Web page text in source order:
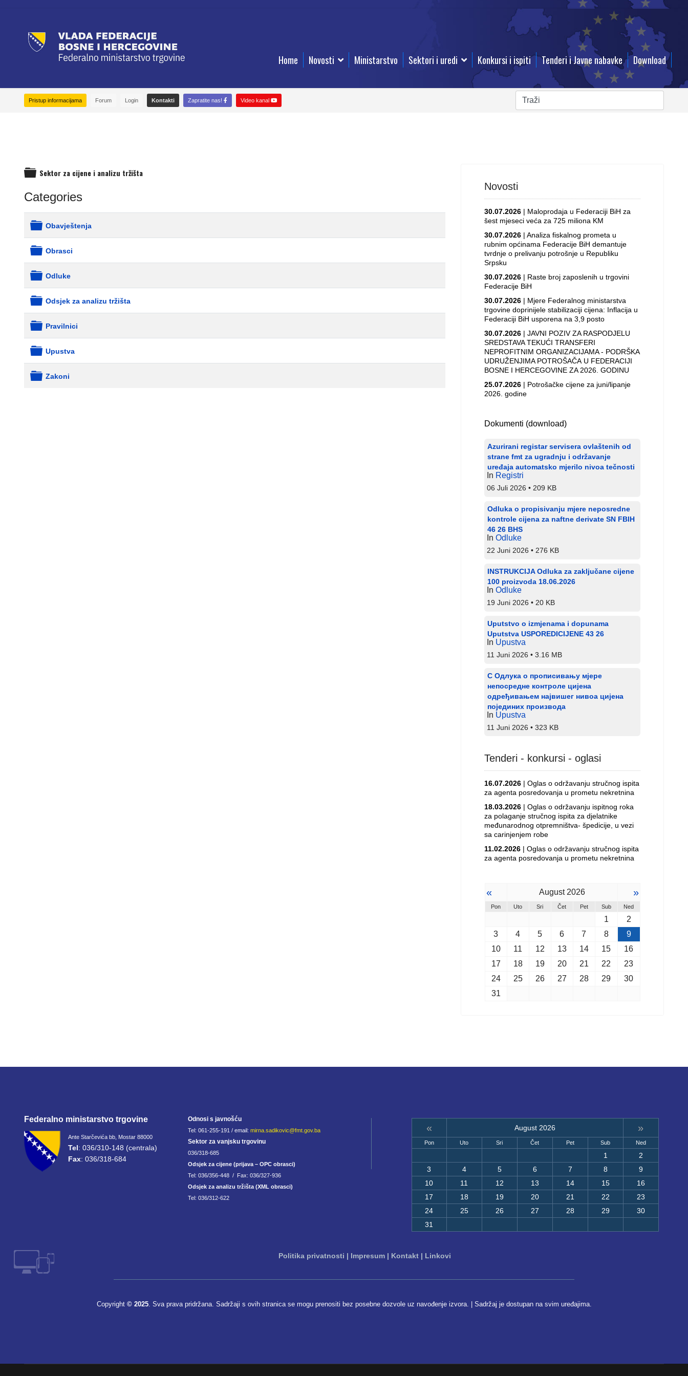
Home Novosti Ministarstvo Sektori i uredi Konkursi i ispiti Tenderi i Javne nabavke Download
Pristup informacijama Forum Login Kontakti Zapratite nas! Video kanal
Sektor za cijene i analizu tržišta
Categories
folder
Obavještenja
folder
Obrasci
folder
Odluke
folder
Odsjek za analizu tržišta
folder
Pravilnici
folder
Upustva
Zakoni
Novosti
30.07.2026 | Maloprodaja u Federaciji BiH za
šest mjeseci veća za 725 miliona KM
30.07.2026 | Analiza fiskalnog prometa u
rubnim općinama Federacije BiH demantuje
tvrdnje o prelivanju potrošnje u Republiku
Srpsku
30.07.2026 | Raste broj zaposlenih u trgovini
Federacije BiH
30.07.2026 | Mjere Federalnog ministarstva
trgovine doprinijele stabilizaciji cijena: Inflacija u
Federaciji BiH usporena na 3,9 posto
30.07.2026 | JAVNI POZIV ZA RASPODJELU
SREDSTAVA TEKUĆI TRANSFERI
NEPROFITNIM ORGANIZACIJAMA - PODRŠKA
UDRUŽENJIMA POTROŠAČA U FEDERACIJI
BOSNE I HERCEGOVINE ZA 2026. GODINU
25.07.2026 | Potrošačke cijene za juni/lipanje
2026. godine
Dokumenti (download)
Azurirani registar servisera ovlaštenih od
strane fmt za ugradnju i održavanje
uređaja automatsko mjerilo nivoa tečnosti
In Registri
06 Juli 2026 209 KB
Odluka o propisivanju mjere neposredne
kontrole cijena za naftne derivate SN FBIH
46 26 BHS
InOdluke
22 Juni 2026 276 KB
INSTRUKCIJA Odluka za zaključane cijene
100 proizvoda 18.06.2026
InOdluke
19 Juni 2026 20 KB
Uputstvo o izmjenama i dopunama
Uputstva USPOREDICIJENE 43 26
In Upustva
11 Juni 2026 3.16 MB
С Одлука о прописивању мјере
непосредне контроле цијена
одређивањем највишег нивоа цијена
појединих производа
In Upustva
11 Juni 2026 323 KB
Tenderi - konkursi - oglasi
16.07.2026 | Oglas o održavanju stručnog ispita
za agenta posredovanja u prometu nekretnina
18.03.2026 | Oglas o održavanju ispitnog roka
za polaganje stručnog ispita za djelatnike
međunarodnog otpremništva- špedicije, u vezi
sa carinjenjem robe
11.02.2026 | Oglas o održavanju stručnog ispita
za agenta posredovanja u prometu nekretnina
« August 2026 »
Pon Uto Sri Čet Pet Sub Ned
1
2
3
4 5 6 7 8
9
10
11 12 13 14 15
16
17
18 19 20 21 22
23
24
25 26 27 28 29
30
31
Federalno ministarstvo trgovine
Ante Starčevića bb, Mostar 88000
Tel: 036/310-148 (centrala)
Fax: 036/318-684
Odnosi s javnošću
Tel: 061-255-191 / email: mirna.sadikovic@fmt.gov.ba
Sektor za vanjsku trgovinu
036/318-685
Odsjek za cijene (prijava – OPC obrasci)
Tel: 036/356-448 / Fax: 036/327-936
Odsjek za analizu tržišta (XML obrasci)
Tel: 036/312-622
« August 2026 »
Pon Uto Sri Čet Pet Sub Ned
1
2
3
4 5 6 7 8
9
10
11 12 13 14 15
16
17
18 19 20 21 22
23
24
25 26 27 28 29
30
31
Politika privatnosti | Impresum| Kontakt| Linkovi
Copyright © 2025. Sva prava pridržana. Sadržaji s ovih stranica se mogu prenositi bez posebne dozvole uz navođenje izvora. | Sadržaj je dostupan na svim uređajima.